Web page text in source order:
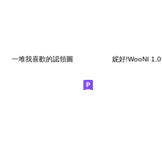
一堆我喜歡的認領圖 妮好!WooNI 1.0